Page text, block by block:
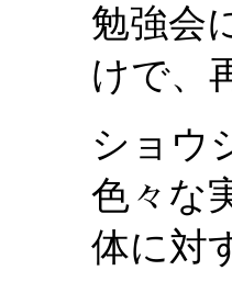
勉強会
けで、
ショウ
色々な
体に対